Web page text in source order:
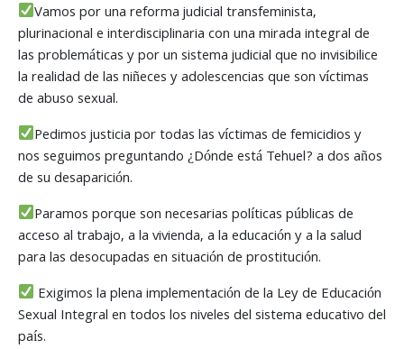
Vamos por una reforma judicial transfeminista,
plurinacional e interdisciplinaria con una mirada integral de
las problemáticas y por un sistema judicial que no invisibilice
la realidad de las niñeces y adolescencias que son víctimas
de abuso sexual.
Pedimos justicia por todas las víctimas de femicidios y
nos seguimos preguntando ¿Dónde está Tehuel? a dos años
de su desaparición.
Paramos porque son necesarias políticas públicas de
acceso al trabajo, a la vivienda, a la educación y a la salud
para las desocupadas en situación de prostitución.
Exigimos la plena implementación de la Ley de Educación
Sexual Integral en todos los niveles del sistema educativo del
país.